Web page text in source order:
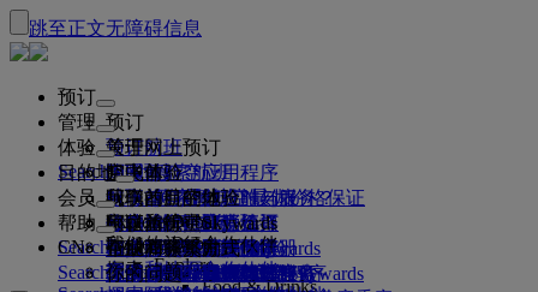
跳至正文无障碍信息
预订
预订
预订航班
搜索航班
航班时刻表
特惠机票
特别优惠
最佳票价搜索
关于网上预订
阿联酋航空应用程序
阿联酋航空最优价格保证
座位选择
票价保留
阿联酋航空应用程序
Search flight
管理
管理
管理预订
检索预订
取消预订
更改预订
选择你的座位
起飞前
起飞前
旅行信息
危险品手册
规则与公告
行李
行李信息
行李信息
托运行李
签证和护照
查找签证要求
签证和护照信息
Search flight
体验
空中体验
航班都有哪些设施与服务？
舱等特色
头等舱
商务舱
阿联酋航空体验
你的旅程由此开始
阿联酋航空体验
专车接送服务
家庭旅行
和家人一同出行
规划你的家庭旅行
飞悦卓越
飞悦卓越
关于我们
目的地
我们的目的地
目的地
我们的目的地
亚太地区
Explore Dubai
Explore Dubai
Explore
Food & Drinks
我们的旅行合作伙伴
空中和地面合作伙伴
探索
会员
阿联酋航空Skywards
加入阿联酋航空 Skywards
关于阿联酋航空Skywards
企业商务奖励
注册你的公司
Search flight
帮助
帮助和联系方式
帮助和联系方式
你的问题
CN